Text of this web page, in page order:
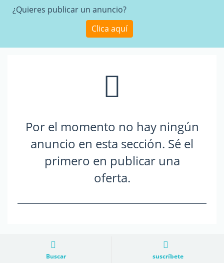
¿Quieres publicar un anuncio?
Clica aquí
Por el momento no hay ningún
anuncio en esta sección. Sé el
primero en publicar una
oferta.
Buscar suscríbete